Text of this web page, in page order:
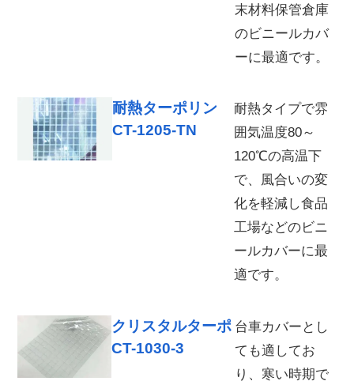
末材料保管倉庫
のビニールカバ
ーに最適です。
耐熱ターポリン
CT-1205-TN
耐熱タイプで雰
囲気温度80～
120℃の高温下
で、風合いの変
化を軽減し食品
工場などのビニ
ールカバーに最
適です。
クリスタルターポ
CT-1030-3
台車カバーとし
ても適してお
り、寒い時期で